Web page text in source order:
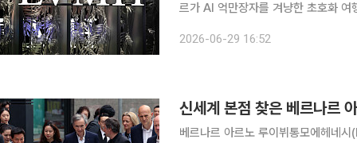
르가 AI 억만장자를 겨냥한 초호화 여
행으로, 프랑스와 이탈리아 리비에라
2026-06-29 16:52
신세계 본점 찾은 베르나르
베르나르 아르노 루이뷔통모에헤네